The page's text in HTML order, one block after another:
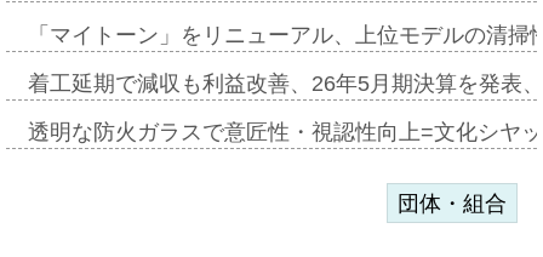
「マイトーン」をリニューアル、上位モデルの清
着工延期で減収も利益改善、26年5月期決算を発表
透明な防火ガラスで意匠性・視認性向上=文化シヤ
団体・組合